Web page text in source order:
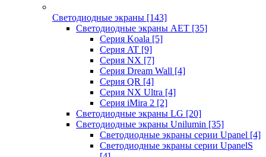
Светодиодные экраны [143]
Светодиодные экраны AET [35]
Cерия Koala [5]
Серия AT [9]
Серия NX [7]
Серия Dream Wall [4]
Серия QR [4]
Серия NX Ultra [4]
Серия iMira 2 [2]
Светодиодные экраны LG [20]
Светодиодные экраны Unilumin [35]
Светодиодные экраны серии Upanel [4]
Светодиодные экраны серии UpanelS